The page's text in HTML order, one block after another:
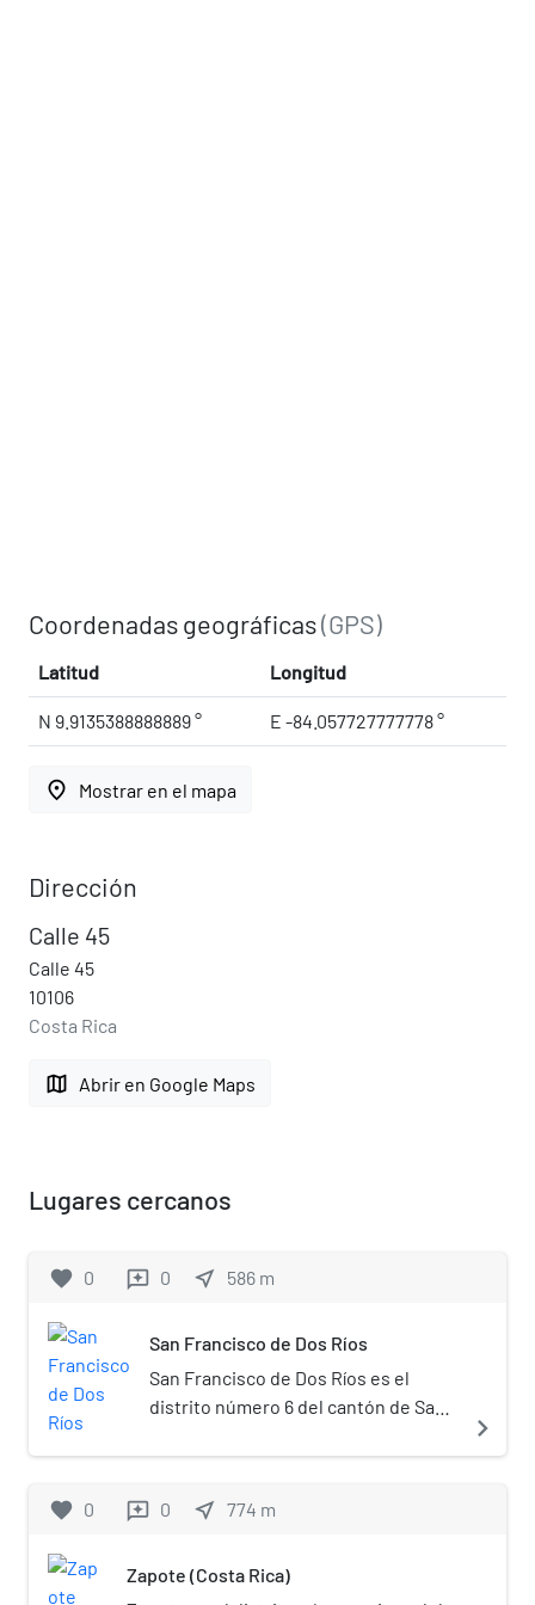
Coordenadas geográficas(GPS)
Latitud Longitud
N 9.9135388888889 ° E -84.057727777778 °
place Mostrar en el mapa
Dirección
Calle 45
Calle 45
10106
Costa Rica
map Abrir en Google Maps
Lugares cercanos
favorite 0 reviews 0 near_me 586 m
San Francisco de Dos Ríos
San Francisco de Dos Ríos es el
distrito número 6 del cantón de San
un distrito principalmente
navigate_next
favorite 0 reviews 0 near_me 774 m
Zapote (Costa Rica)